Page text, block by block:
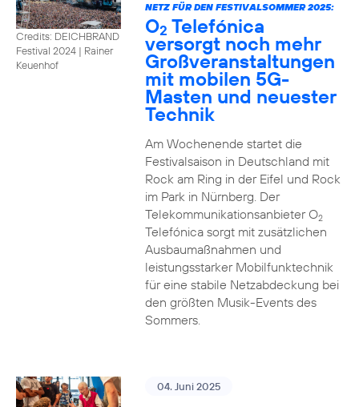
Credits: DEICHBRAND
Festival 2024 | Rainer
Keuenhof
NETZ FÜR DEN FESTIVALSOMMER 2025:
O2 Telefónica
versorgt noch mehr
Großveranstaltungen
mit mobilen 5G-
Masten und neuester
Technik
Am Wochenende startet die
Festivalsaison in Deutschland mit
Rock am Ring in der Eifel und Rock
im Park in Nürnberg. Der
Telekommunikationsanbieter O2
Telefónica sorgt mit zusätzlichen
Ausbaumaßnahmen und
leistungsstarker Mobilfunktechnik
für eine stabile Netzabdeckung bei
den größten Musik-Events des
Sommers.
04. Juni 2025